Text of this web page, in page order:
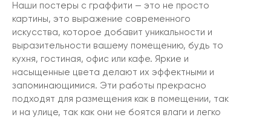
Наши постеры с граффити — это не просто
картины, это выражение современного
искусства, которое добавит уникальности и
выразительности вашему помещению, будь то
кухня, гостиная, офис или кафе. Яркие и
насыщенные цвета делают их эффектными и
запоминающимися. Эти работы прекрасно
подходят для размещения как в помещении, так
и на улице, так как они не боятся влаги и легко